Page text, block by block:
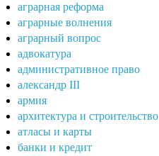
аграрная реформа
аграрные волнения
аграрный вопрос
адвокатура
административное право
александр III
армия
архитектура и строительство
атласы и карты
банки и кредит